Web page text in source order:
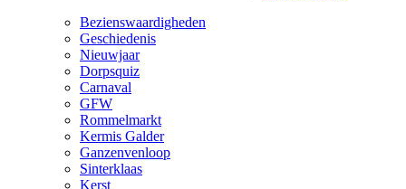
Bezienswaardigheden
Geschiedenis
Nieuwjaar
Dorpsquiz
Carnaval
GFW
Rommelmarkt
Kermis Galder
Ganzenvenloop
Sinterklaas
Kerst